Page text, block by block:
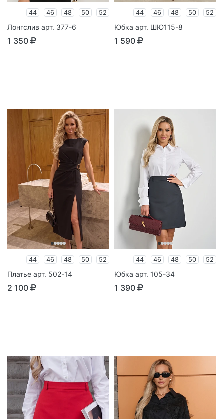
44 46 48 50 52
Лонгслив арт. 377-6
1 350
44 46 48 50 52
Юбка арт. ШЮ115-8
1 590
44 46 48 50 52
Платье арт. 502-14
2 100
44 46 48 50 52
Юбка арт. 105-34
1 390